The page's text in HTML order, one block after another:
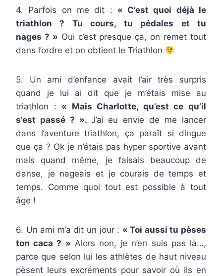
4. Parfois on me dit : « C’est quoi déjà le
triathlon ? Tu cours, tu pédales et tu
nages ? » Oui c’est presque ça, on remet tout
dans l’ordre et on obtient le Triathlon
5. Un ami d’enfance avait l’air très surpris
quand je lui ai dit que je m’étais mise au
triathlon : « Mais Charlotte, qu’est ce qu’il
s’est passé ? ». J’ai eu envie de me lancer
dans l’aventure triathlon, ça paraît si dingue
que ça ? Ok je n’étais pas hyper sportive avant
mais quand même, je faisais beaucoup de
danse, je nageais et je courais de temps et
temps. Comme quoi tout est possible à tout
âge !
6. Un ami m’a dit un jour : « Toi aussi tu pèses
ton caca ? » Alors non, je n’en suis pas là…,
parce que selon lui les athlètes de haut niveau
pèsent leurs excréments pour savoir où ils en